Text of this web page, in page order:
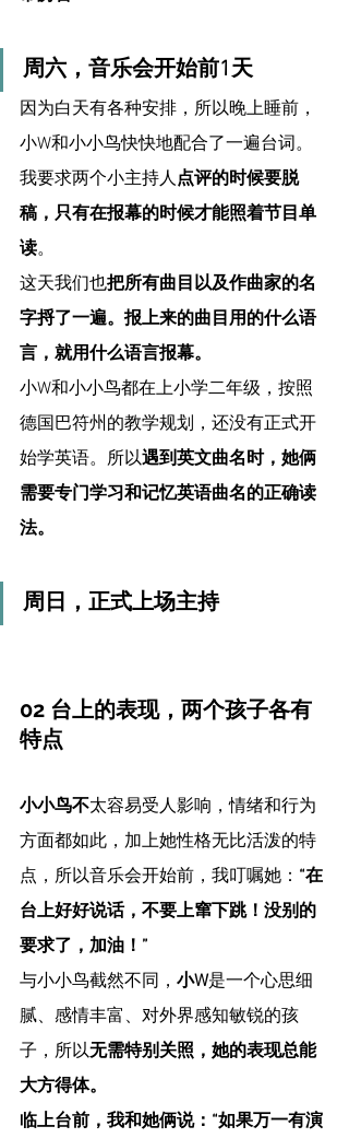
周六，音乐会开始前1天
因为白天有各种安排，所以晚上睡前，
小W和小小鸟快快地配合了一遍台词。
我要求两个小主持人点评的时候要脱
稿，只有在报幕的时候才能照着节目单
读。
这天我们也把所有曲目以及作曲家的名
字捋了一遍。报上来的曲目用的什么语
言，就用什么语言报幕。
小W和小小鸟都在上小学二年级，按照
德国巴符州的教学规划，还没有正式开
始学英语。所以遇到英文曲名时，她俩
需要专门学习和记忆英语曲名的正确读
法。
周日，正式上场主持
02 台上的表现，两个孩子各有
特点
小小鸟不太容易受人影响，情绪和行为
方面都如此，加上她性格无比活泼的特
点，所以音乐会开始前，我叮嘱她： “在
台上好好说话，不要上窜下跳！没别的
要求了，加油！”
与小小鸟截然不同， 小W是一个心思细
腻、感情丰富、对外界感知敏锐的孩
子，所以无需特别关照，她的表现总能
大方得体。
临上台前，我和她俩说：“如果万一有演